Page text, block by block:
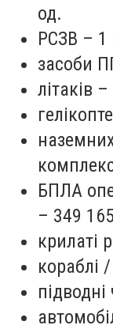
од.
РСЗВ – 1
засоби
літаків
БПЛА
– 349
крилаті
кораблі